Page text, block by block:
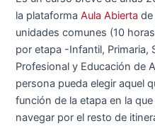
la plataforma Aula Abiertade
unidades comunes (10
por etapa -Infantil, Primaria,
Profesional y Educación de
persona pueda elegir aquel
función de la etapa en la
navegar por el resto de